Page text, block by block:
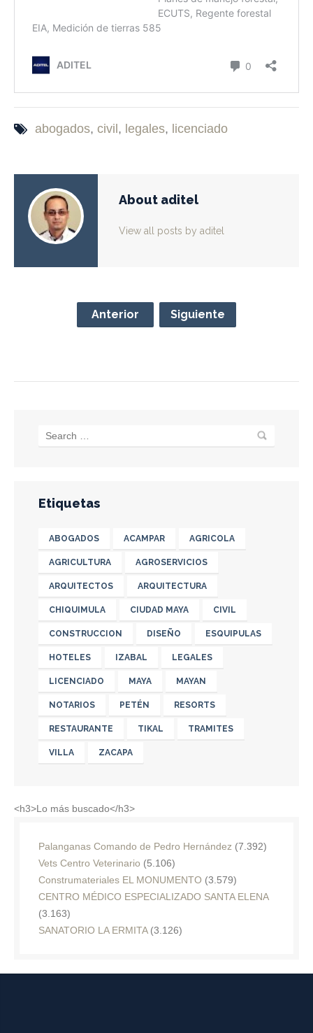
abogados, civil , legales, licenciado
About aditel
View all posts by aditel
Anterior Siguiente
Etiquetas
ABOGADOS ACAMPAR AGRICOLA
AGRICULTURA AGROSERVICIOS
ARQUITECTOS ARQUITECTURA
CHIQUIMULA CIUDAD MAYA CIVIL
CONSTRUCCION DISEÑO ESQUIPULAS
HOTELES IZABAL LEGALES
LICENCIADO MAYA MAYAN
NOTARIOS PETÉN RESORTS
RESTAURANTE TIKAL TRAMITES
VILLA ZACAPA
<h3>Lo más buscado</h3>
Palanganas Comando de Pedro Hernández (7.392)
Vets Centro Veterinario (5.106)
Construmateriales EL MONUMENTO (3.579)
CENTRO MÉDICO ESPECIALIZADO SANTA ELENA
(3.163)
SANATORIO LA ERMITA (3.126)